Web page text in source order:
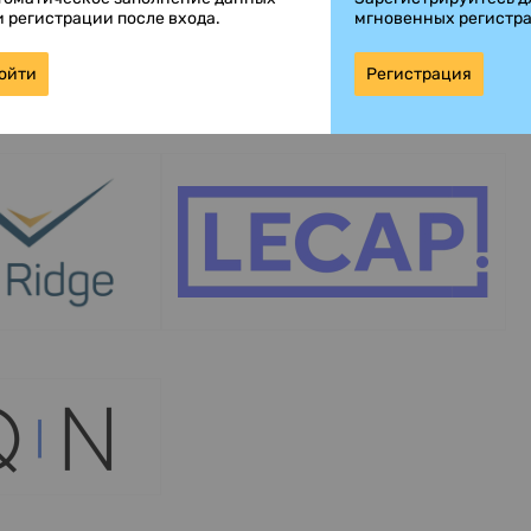
регистрации после входа.
мгновенных
Регистрация